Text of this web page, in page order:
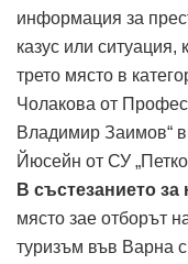
информация за
казус или
трето място в
Чолакова от
Владимир Заимов“
Йюсейн от СУ
В състезанието
място зае отборът
туризъм във Варна